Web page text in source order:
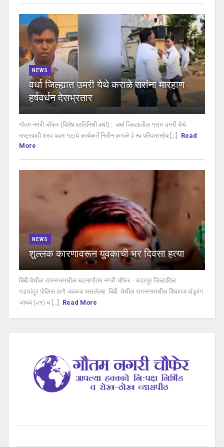
NEWS
वर्धा जिल्ह्यात उमरी येथे कराळे सरांना मारहाण
हर्षवर्धन देसभ्रतार
गौतम नगरी चौफेर (विशेष प्रतिनिधी वर्धा) :- वर्धा जिल्ह्यातील ग्राम उमरी येथे
राष्ट्रवादी शरद पवार गटाचे कार्यकर्ते नितीन कराळे हे स्व परिवारासोब [...]
Read
More
NEWS
शुल्लक कारणावरून युवकाची भर दिवसा हत्या
बिबी येथील रामनगरमधील घटनागौतम नगरी चौफेर - चंद्रपूर जिल्ह्यतिल
गडचांदूर पोलिस ठाणे जवळच असलेल्या बिबी येथील रामनगरमधील शिवराज पांडुरंग
जाधव (२१) य [...]
Read More